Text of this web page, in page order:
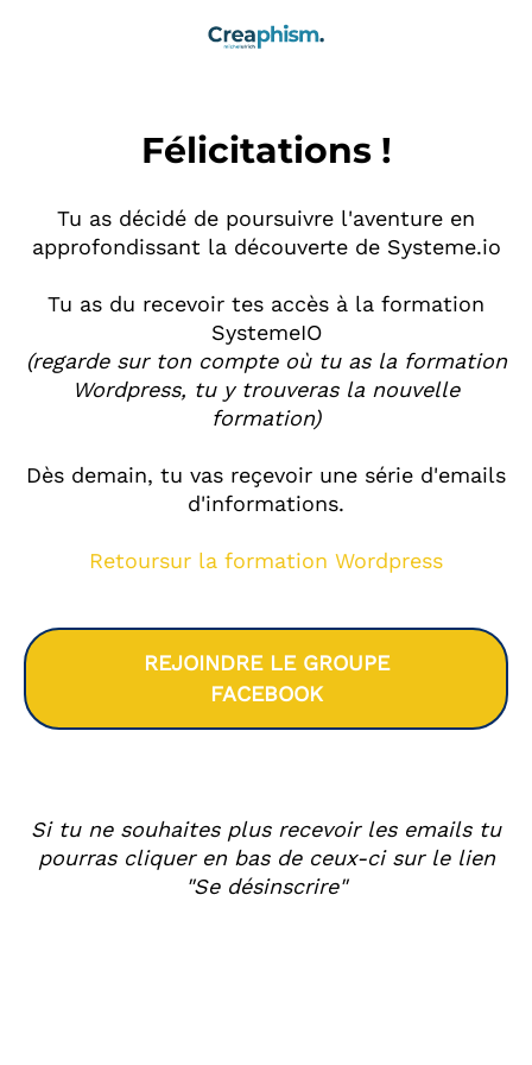
Félicitations !
Tu as décidé de poursuivre l'aventure en
approfondissant la découverte de Systeme.io
Tu as du recevoir tes accès à la formation
SystemeIO
(regarde sur ton compte où tu as la formation
Wordpress, tu y trouveras la nouvelle
formation)
Dès demain, tu vas reçevoir une série d'emails
d'informations.
Retoursur la formation Wordpress
REJOINDRE LE GROUPE
FACEBOOK
Si tu ne souhaites plus recevoir les emails tu
pourras cliquer en bas de ceux-ci sur le lien
"Se désinscrire"